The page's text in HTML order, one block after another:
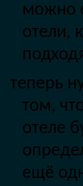
можно
отели,
теперь
том,
отеле
ещё